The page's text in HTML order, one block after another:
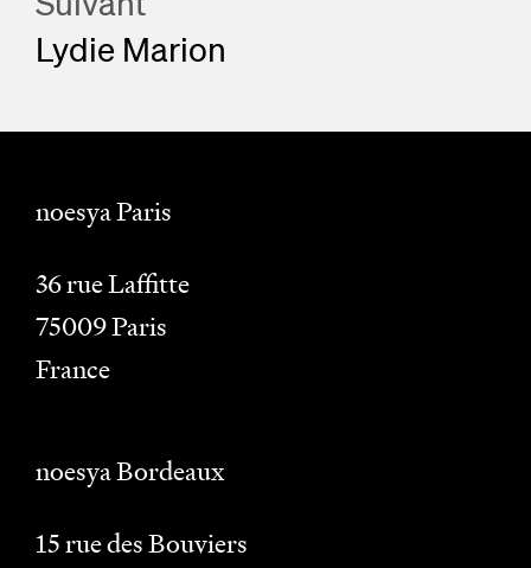
Lydie Marion
noesya Paris
36 rue Laffitte
75009Paris
France
noesya Bordeaux
15 rue des Bouviers